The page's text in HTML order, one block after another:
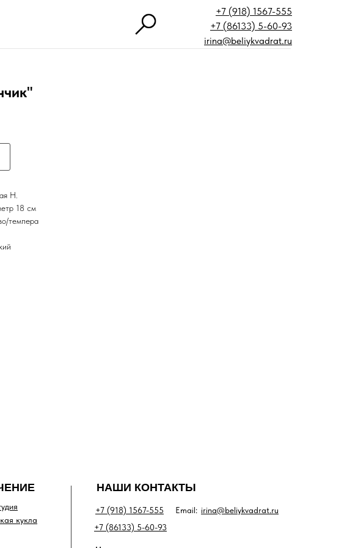
+7 (918) 1567-555
+7 (86133) 5-60-93
irina@beliykvadrat.ru
Н.
18 см
темпера
кукла
НАШИ КОНТАКТЫ
+7 (918) 1567-555
+7 (86133) 5-60-93
irina@beliykvadrat.ru
Email: